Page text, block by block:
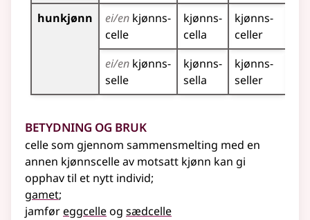
hunkjønn
ei/en kjønns­
celle
kjønns­
cella
kjønns­
celler
ei/en kjønns­
selle
kjønns­
sella
kjønns­
seller
Betydning og bruk
celle som gjennom sammensmelting med en
annen kjønnscelle av motsatt kjønn kan gi
opphav til et nytt individ;
gamet;
jamføreggcelleog sædcelle